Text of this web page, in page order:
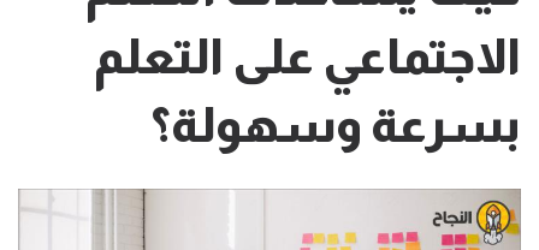
الاجتماعي على التعلم
بسرعة وسهولة؟